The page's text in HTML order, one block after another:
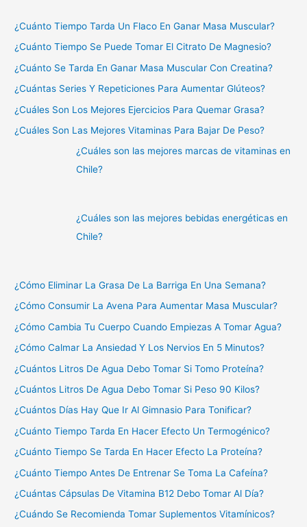
¿Cuánto Tiempo Tarda Un Flaco En Ganar Masa Muscular?
¿Cuánto Tiempo Se Puede Tomar El Citrato De Magnesio?
¿Cuánto Se Tarda En Ganar Masa Muscular Con Creatina?
¿Cuántas Series Y Repeticiones Para Aumentar Glúteos?
¿Cuáles Son Los Mejores Ejercicios Para Quemar Grasa?
¿Cuáles Son Las Mejores Vitaminas Para Bajar De Peso?
¿Cuáles son las mejores marcas de vitaminas en
Chile?
¿Cuáles son las mejores bebidas energéticas en
Chile?
¿Cómo Eliminar La Grasa De La Barriga En Una Semana?
¿Cómo Consumir La Avena Para Aumentar Masa Muscular?
¿Cómo Cambia Tu Cuerpo Cuando Empiezas A Tomar Agua?
¿Cómo Calmar La Ansiedad Y Los Nervios En 5 Minutos?
¿Cuántos Litros De Agua Debo Tomar Si Tomo Proteína?
¿Cuántos Litros De Agua Debo Tomar Si Peso 90 Kilos?
¿Cuántos Días Hay Que Ir Al Gimnasio Para Tonificar?
¿Cuánto Tiempo Tarda En Hacer Efecto Un Termogénico?
¿Cuánto Tiempo Se Tarda En Hacer Efecto La Proteína?
¿Cuánto Tiempo Antes De Entrenar Se Toma La Cafeína?
¿Cuántas Cápsulas De Vitamina B12 Debo Tomar Al Día?
¿Cuándo Se Recomienda Tomar Suplementos Vitamínicos?